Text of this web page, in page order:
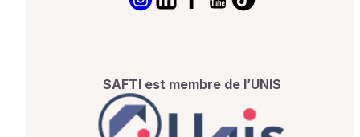
SAFTI est membre de l’UNIS